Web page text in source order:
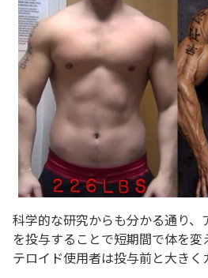
科学的な研究からも分かる通り、
を投与することで短期間で体を変
テロイド使用者は投与前と大きく